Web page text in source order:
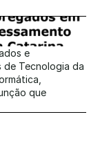
e
de Tecnologia da
que